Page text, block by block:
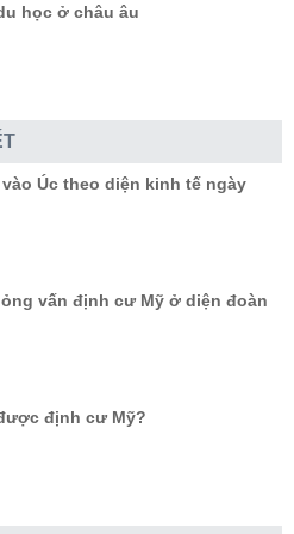
học ở châu âu
Úc theo diện kinh tế ngày
vấn định cư Mỹ ở diện đoàn
định cư Mỹ?